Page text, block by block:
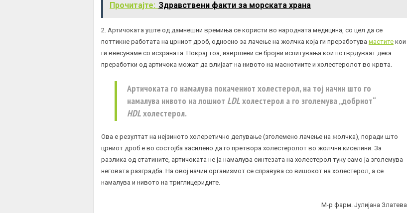
Прочитајте: Здравствени факти за морската храна
2. Артичоката уште од дамнешни времиња се користи во народната медицина, со цел да се
поттикне работата на црниот дроб, односно за лачење на жолчка која ги преработува мастите кои
ги внесуваме со исхраната. Покрај тоа, извршени се бројни испитувања кои потврдуваат дека
преработки од артичока можат да влијаат на нивото на маснотиите и холестеролот во крвта.
Артичоката го намалува покачениот холестерол, на тој начин што го
намалува нивото на лошиот LDLхолестерол а го зголемува „добриот“
HDLхолестерол.
Ова е резултат на нејзиното холеретично делување (зголемено лачење на жолчка), поради што
црниот дроб е во состојба засилено да го претвора холестеролот во жолчни киселини. За
разлика од статините, артичоката не ја намалува синтезата на холестерол туку само ја зголемува
неговата разградба. На овој начин организмот се справува со вишокот на холестерол, а се
намалува и нивото на триглицеридите.
М-р фарм. Јулијана Златева